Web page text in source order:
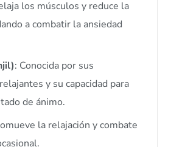
los músculos y reduce la
a combatir la ansiedad
: Conocida por sus
y su capacidad para
de ánimo.
la relajación y combate